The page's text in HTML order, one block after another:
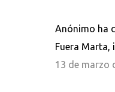
Anónimo ha
Fuera Marta,
13 de marzo